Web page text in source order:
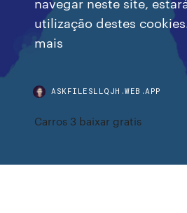
utilização destes
mais
ASKFILESLLQJH.WEB.APP
Carros 3 baixar gratis